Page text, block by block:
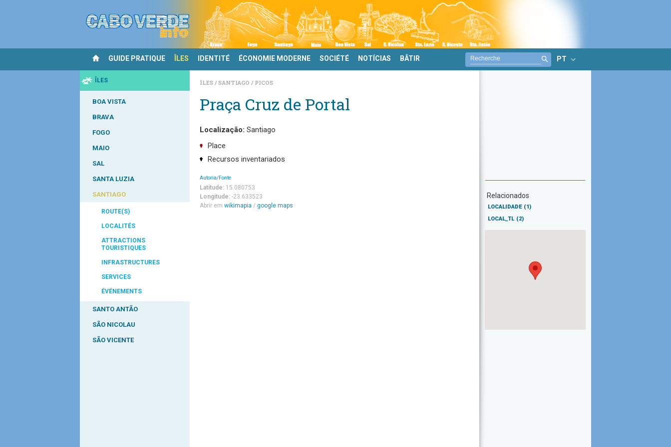
GUIDE PRATIQUE ÎLES IDENTITÉ ÉCONOMIE MODERNE SOCIÉTÉ NOTÍCIAS BÂTIR PT
ÎLES
BOA VISTA
BRAVA
FOGO
MAIO
SAL
SANTA LUZIA
SANTIAGO
ROUTE(S)
LOCALITÉS
ATTRACTIONS
TOURISTIQUES
INFRASTRUCTURES
SERVICES
ÉVÉNEMENTS
SANTO ANTÃO
SÃO NICOLAU
SÃO VICENTE
ÎLES SANTIAGO PICOS
Praça Cruz de Portal
Localização: Santiago
Place
Recursos inventariados
Autoria/Fonte
Latitude: 15.080753
Longitude: -23.633523
Abrir em wikimapia / google maps
Relacionados
LOCALIDADE (1)
LOCAL_TL (2)